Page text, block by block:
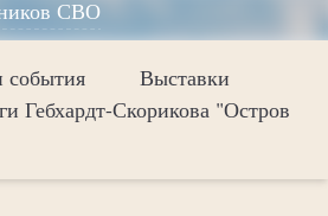
СВО
события
Выставки
Гебхардт-Скорикова "Остров